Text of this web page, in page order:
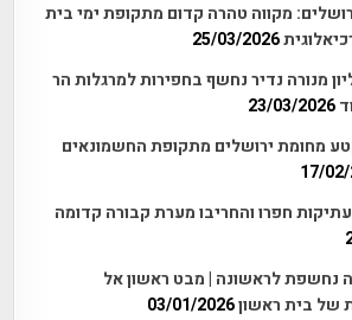
מקווה טהרה קדום מתקופת ימי בית
25/03/2026
מנורה נדיר נחשף בחפירות למרגלות הר
23/03/2026
מחומת ירושלים מתקופת החשמונאים
17/
חפרו והחריבו מערת קבורה קדומה
נחשפת לראשונה | מבט ראשון אל
של בית ראשון03/01/2026